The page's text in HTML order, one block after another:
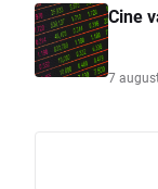
Cine
7